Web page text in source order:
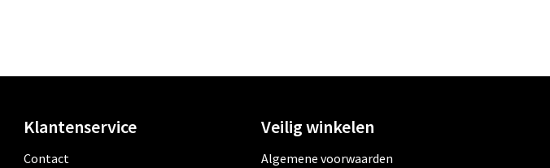
Klantenservice
Contact
Veilig winkelen
Algemene voorwaarden